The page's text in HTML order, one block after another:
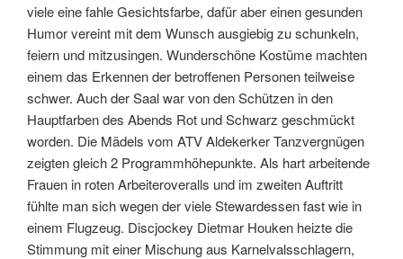
viele eine fahle Gesichtsfarbe, dafür aber einen gesunden
Humor vereint mit dem Wunsch ausgiebig zu schunkeln,
feiern und mitzusingen. Wunderschöne Kostüme machten
einem das Erkennen der betroffenen Personen teilweise
schwer. Auch der Saal war von den Schützen in den
Hauptfarben des Abends Rot und Schwarz geschmückt
worden. Die Mädels vom ATV Aldekerker Tanzvergnügen
zeigten gleich 2 Programmhöhepunkte. Als hart arbeitende
Frauen in roten Arbeiteroveralls und im zweiten Auftritt
fühlte man sich wegen der viele Stewardessen fast wie in
einem Flugzeug. Discjockey Dietmar Houken heizte die
Stimmung mit einer Mischung aus Karnelvalsschlagern,